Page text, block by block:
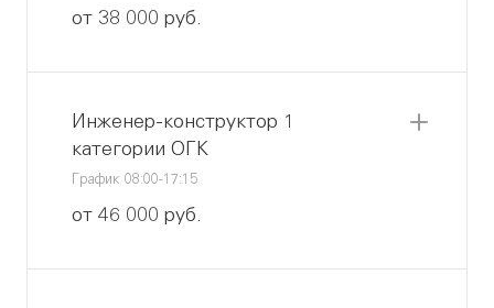
от 38 000 руб.
Инженер-конструктор 1
категории ОГК
График 08:00-17:15
от 46 000 руб.